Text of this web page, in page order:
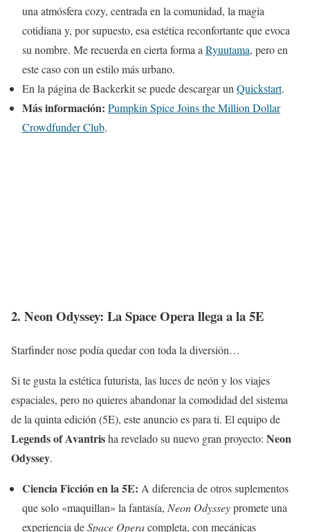
una atmósfera cozy, centrada en la comunidad, la magia
cotidiana y, por supuesto, esa estética reconfortante que evoca
su nombre. Me recuerda en cierta forma aRyuutama, pero en
este caso con un estilo más urbano.
En la página de Backerkit se puede descargar unQuickstart.
Más información: Pumpkin Spice Joins the Million Dollar
Crowdfunder Club.
2. Neon Odyssey: La Space Opera llega a la 5E
Starfinder nose podía quedar con toda la diversión…
Si te gusta la estética futurista, las luces de neón y los viajes
espaciales, pero no quieres abandonar la comodidad del sistema
de la quinta edición (5E), este anuncio es para ti. El equipo de
Legends of Avantrisha revelado su nuevo gran proyecto: Neon
Odyssey.
Ciencia Ficción en la 5E: A diferencia de otros suplementos
que solo «maquillan» la fantasía, Neon Odysseypromete una
experiencia deSpace Operacompleta, con mecánicas